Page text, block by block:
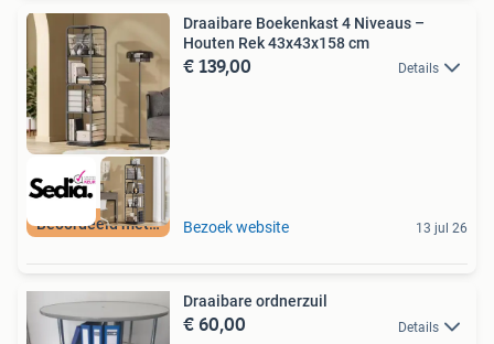
Beoordeeld met 9+
Draaibare Boekenkast 4 Niveaus –
Houten Rek 43x43x158 cm
€ 139,00 Details
Bezoek website 13 jul 26
Draaibare ordnerzuil
€ 60,00 Details